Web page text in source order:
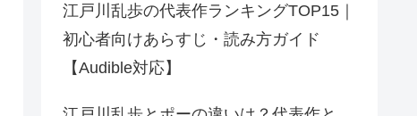
江戸川乱歩の代表作ランキングTOP15｜
初心者向けあらすじ・読み方ガイド
【Audible対応】